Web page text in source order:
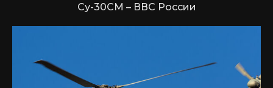
Су-30СМ – ВВС России